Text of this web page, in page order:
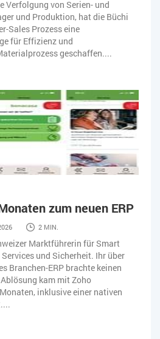
Verfolgung von Serien- und
und Produktion, hat die Büchi
Sales Prozess eine
für Effizienz und
geschaffen....
zum neuen ERP
2 MIN.
Marktführerin für Smart
und Sicherheit. Ihr über
Branchen-ERP brachte keinen
kam mit Zoho
inklusive einer nativen